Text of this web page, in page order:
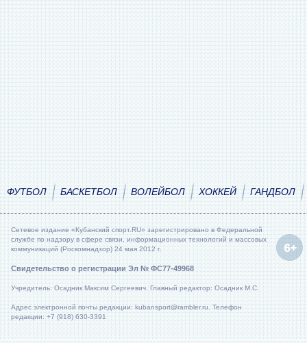
ФУТБОЛ БАСКЕТБОЛ ВОЛЕЙБОЛ ХОККЕЙ ГАНДБОЛ
Сетевое издание «Кубанский спорт.RU» зарегистрировано в Федеральной
службе по надзору в сфере связи, информационных технологий и массовых
коммуникаций (Роскомнадзор) 24 мая 2012 г.
Свидетельство о регистрации Эл № ФС77-49968
Учредитель: Осадник Максим Сергеевич. Главный редактор: Осадник М.С.
Адрес электронной почты редакции: kubansport@rambler.ru. Телефон
редакции: +7 (918) 630-3391